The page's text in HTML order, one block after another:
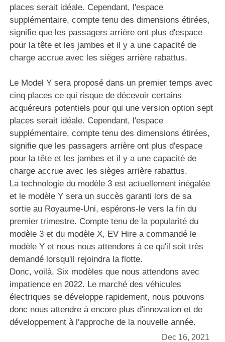
places serait idéale. Cependant, l'espace
supplémentaire, compte tenu des dimensions étirées,
signifie que les passagers arrière ont plus d'espace
pour la tête et les jambes et il y a une capacité de
charge accrue avec les sièges arrière rabattus.
Le Model Y sera proposé dans un premier temps avec
cinq places ce qui risque de décevoir certains
acquéreurs potentiels pour qui une version option sept
places serait idéale. Cependant, l'espace
supplémentaire, compte tenu des dimensions étirées,
signifie que les passagers arrière ont plus d'espace
pour la tête et les jambes et il y a une capacité de
charge accrue avec les sièges arrière rabattus.
La technologie du modèle 3 est actuellement inégalée
et le modèle Y sera un succès garanti lors de sa
sortie au Royaume-Uni, espérons-le vers la fin du
premier trimestre. Compte tenu de la popularité du
modèle 3 et du modèle X, EV Hire a commandé le
modèle Y et nous nous attendons à ce qu'il soit très
demandé lorsqu'il rejoindra la flotte.
Donc, voilà. Six modèles que nous attendons avec
impatience en 2022. Le marché des véhicules
électriques se développe rapidement, nous pouvons
donc nous attendre à encore plus d'innovation et de
développement à l'approche de la nouvelle année.
Dec 16, 2021